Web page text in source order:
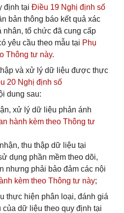
định tại Điều 19 Nghị định số
bản thông báo kết quả xác
tổ chức đã cung cấp
yêu cầu theo mẫu tại Phụ
Thông tư này.
và xử lý dữ liệu được thực
20 Nghị định số
dung sau:
xử lý dữ liệu phản ánh
hành kèm theo Thông tư
thu thập dữ liệu tại
dụng phần mềm theo dõi,
nhưng phải bảo đảm các nội
kèm theo Thông tư này;
thực hiện phân loại, đánh giá
dữ liệu theo quy định tại